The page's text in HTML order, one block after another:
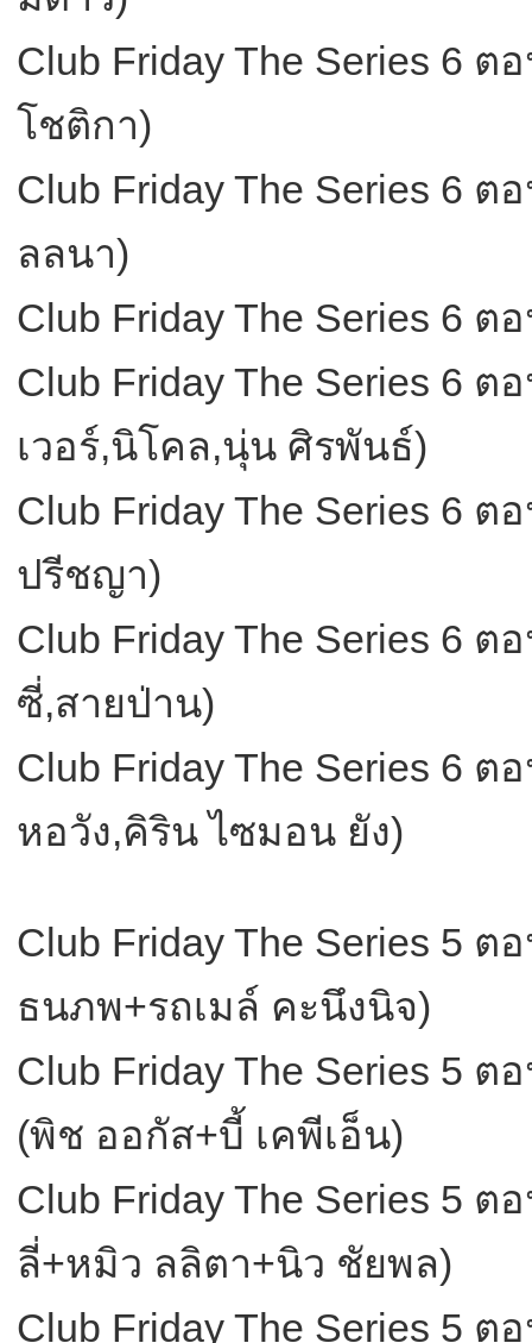
Club Friday The Series 6
โชติกา)
Club Friday The Series 6
ลลนา)
Club Friday The Series 6
Club Friday The Series 6
เวอร์,นิโคล,นุ่น ศิรพันธ์)
Club Friday The Series 6
ปรีชญา)
Club Friday The Series 6
ซี่,สายป่าน)
Club Friday The Series 6
หอวัง,คิริน ไซมอน ยัง)
Club Friday The Series 5
ธนภพ+รถเมล์ คะนึงนิจ)
Club Friday The Series 5
(พิช ออกัส+บี้ เคพีเอ็น)
Club Friday The Series 5
ลี่+หมิว ลลิตา+นิว ชัยพล)
Club Friday The Series 5